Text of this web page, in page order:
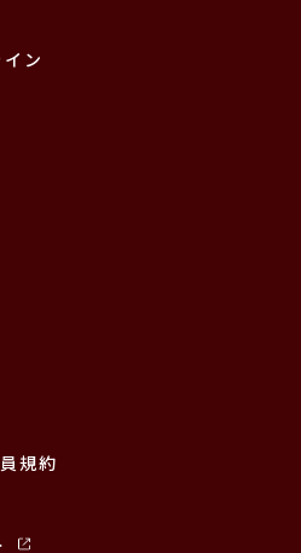
ン
規約